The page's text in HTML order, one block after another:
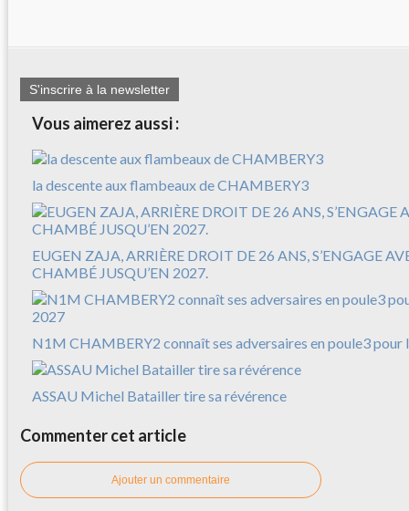
S'inscrire à la newsletter
Vous aimerez aussi :
la descente aux flambeaux de CHAMBERY3
EUGEN ZAJA, ARRIÈRE DROIT DE 26 ANS, S’ENGAGE
CHAMBÉ JUSQU’EN 2027.
N1M CHAMBERY2 connaît ses adversaires en poule3 pour
ASSAU Michel Batailler tire sa révérence
Commenter cet article
Ajouter un commentaire